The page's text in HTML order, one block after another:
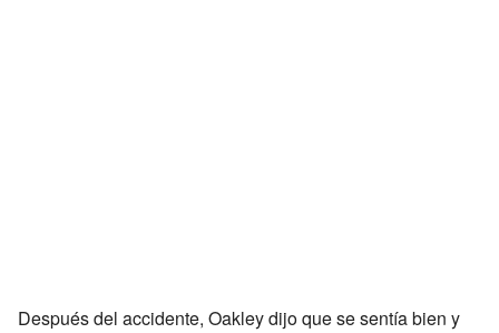
Después del accidente, Oakley dijo que se sentía bien y